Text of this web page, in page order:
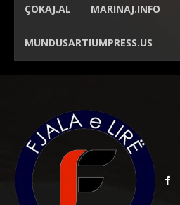
ÇOKAJ.AL MARINAJ.INFO
MUNDUSARTIUMPRESS.US